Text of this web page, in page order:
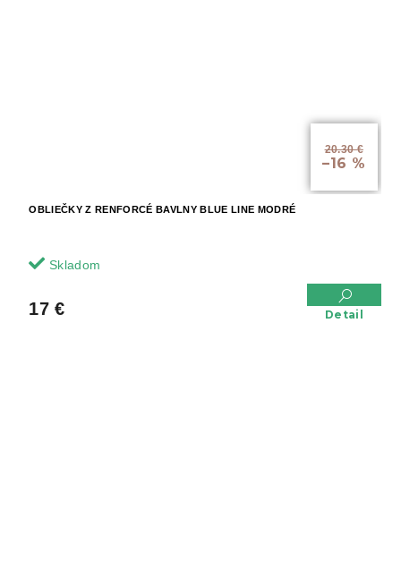
20.30 €
–16 %
OBLIEČKY Z RENFORCÉ BAVLNY BLUE LINE MODRÉ
Skladom
17 € Detail